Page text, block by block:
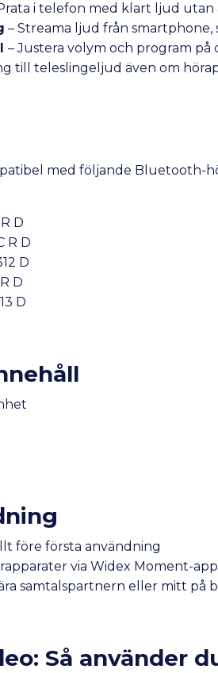
i telefon med klart ljud utan
– Streama ljud från
– Justera volym och program
till teleslingeljud även om
med följande Bluetooth-
D
R D
D
D
D
före första användning
via Widex Moment-
samtalspartnern eller mitt på
Så använder